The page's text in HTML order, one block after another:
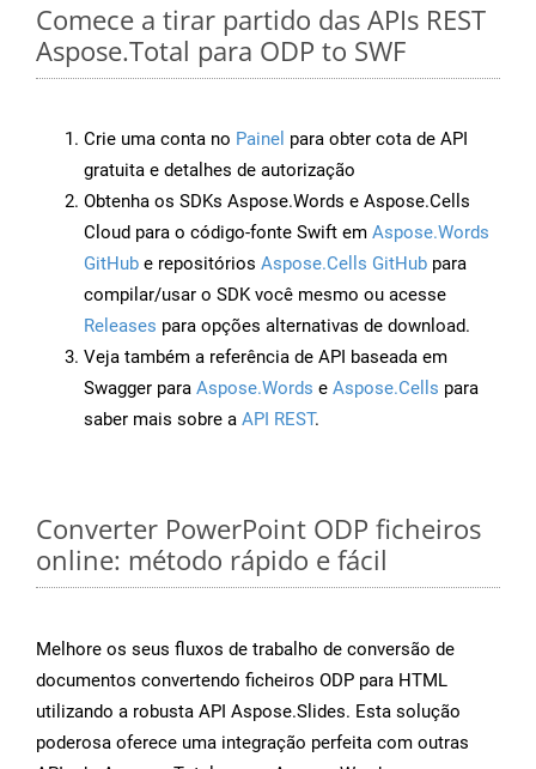
Comece a tirar partido das APIs REST
Aspose.Total para ODP to SWF
Crie uma conta no Painel para obter cota de API
gratuita e detalhes de autorização
Obtenha os SDKs Aspose.Words e Aspose.Cells
Cloud para o código-fonte Swift em Aspose.Words
GitHub e repositórios Aspose.Cells GitHub para
compilar/usar o SDK você mesmo ou acesse
Releases para opções alternativas de download.
Veja também a referência de API baseada em
Swagger para Aspose.Words e Aspose.Cells para
saber mais sobre a API REST.
Converter PowerPoint ODP ficheiros
online: método rápido e fácil
Melhore os seus fluxos de trabalho de conversão de
documentos convertendo ficheiros ODP para HTML
utilizando a robusta API Aspose.Slides. Esta solução
poderosa oferece uma integração perfeita com outras